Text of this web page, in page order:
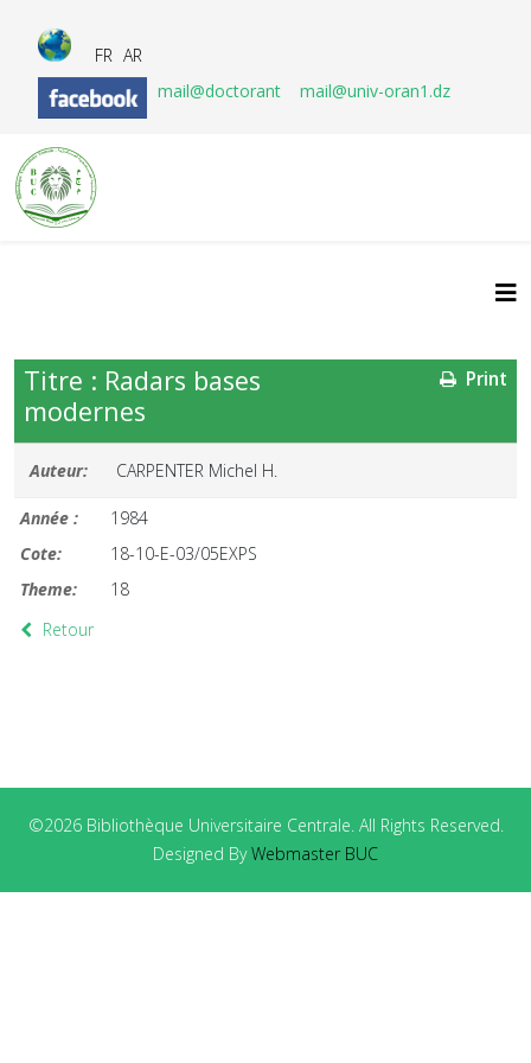
FR AR
mail@doctorant
mail@univ-oran1.dz
Print
Titre : Radars bases
modernes
Auteur: CARPENTER Michel H.
Année :
1984
Cote:
18-10-E-03/05EXPS
Theme:
18
Retour
©2026 Bibliothèque Universitaire Centrale. All Rights Reserved.
Designed ByWebmaster BUC